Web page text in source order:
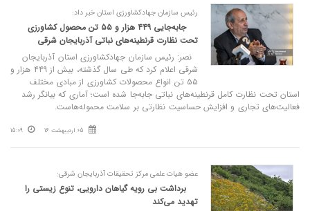
رئیس سازمان جهادکشاورزی استان خبر داد:
جابه‌جایی ۴۴۹ هزار و ۵۵ تن محصول کشاورزی
تحت نظارت قرنطینه‌های نباتی آذربایجان شرقی
نصر: رئیس سازمان جهادکشاورزی استان آذربایجان
شرقی اعلام کرد که طی سال گذشته، بیش از ۴۴۹ هزار و
۵۵ تن انواع محصولات کشاورزی از مبادی مختلف
استان تحت نظارت کامل قرنطینه‌های نباتی جابه‌جا شده است؛ آماری که بیانگر رشد
فعالیت‌های تجاری و افزایش حساسیت نظارتی بر سلامت محموله‌هاست.
05 اردیبهشت 16 15:09
عضو هیات علمی مرکز تحقیقات آذربایجان شرقی:
برداشت بی‌ رویه گیاهان دارویی، تنوع زیستی را
تهدید می‌کند